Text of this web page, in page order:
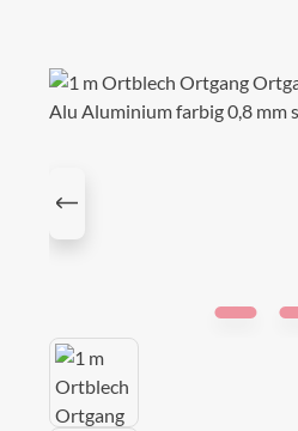
Bildergalerie überspringen